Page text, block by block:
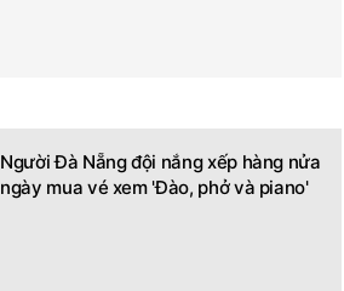
Người Đà Nẵng đội nắng xếp hàng nửa
ngày mua vé xem 'Đào, phở và piano'